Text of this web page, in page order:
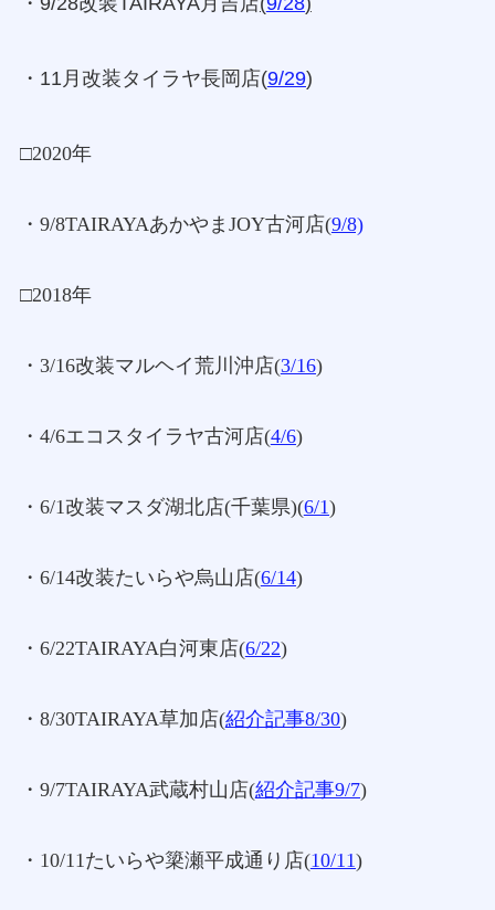
・11月改装タイラヤ長岡店(9/29)
□2020年
・9/8TAIRAYAあかやまJOY古河店(9/8)
□2018年
・3/16改装マルヘイ荒川沖店(3/16)
・4/6エコスタイラヤ古河店(4/6)
・6/1改装マスダ湖北店(千葉県)(6/1)
・6/14改装たいらや烏山店(6/14)
・6/22TAIRAYA白河東店(6/22)
・8/30TAIRAYA草加店(紹介記事8/30)
・9/7TAIRAYA武蔵村山店(紹介記事9/7)
・10/11たいらや簗瀬平成通り店(10/11)